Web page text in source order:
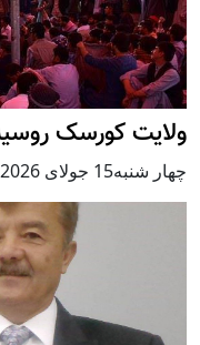
ولایت کورسک
چهار شنبه15 جولای 2026